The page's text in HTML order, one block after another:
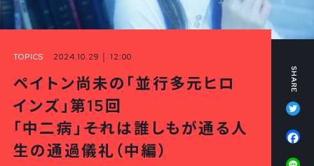
TOPICS 2024.10.29 │ 12:00
ペイトン尚未の「並行多元ヒロ
インズ」第15回
「中二病」――それは誰しもが通る人
生の通過儀礼（中編）